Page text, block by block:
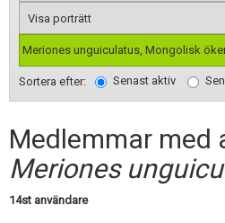
Meriones unguiculatus, Mongolisk
Sortera efter: Senast aktiv
Medlemmar med
Meriones
14st användare
Terms of Service
Skapa